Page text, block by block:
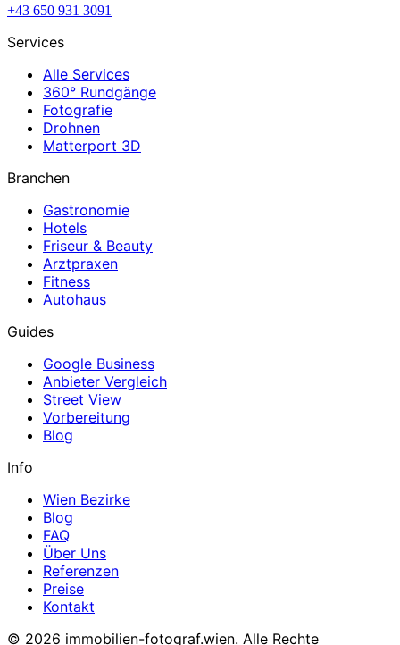
+43 650 931 3091
Services
Alle Services
360° Rundgänge
Fotografie
Drohnen
Matterport 3D
Branchen
Gastronomie
Hotels
Friseur & Beauty
Arztpraxen
Fitness
Autohaus
Guides
Google Business
Anbieter Vergleich
Street View
Vorbereitung
Blog
Info
Wien Bezirke
Blog
FAQ
Über Uns
Referenzen
Preise
Kontakt
© 2026 immobilien-fotograf.wien. Alle Rechte